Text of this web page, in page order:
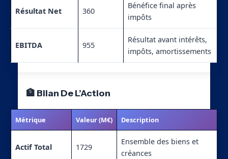
Résultat Net 360
Bénéfice final après
impôts
EBITDA 955
Résultat avant intérêts,
impôts, amortissements
🏦 Bilan De L’Action
Métrique Valeur (M€) Description
Actif Total 1729
Ensemble des biens et
créances